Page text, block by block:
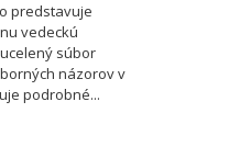
predstavuje
vedeckú
súbor
názorov v
podrobné...